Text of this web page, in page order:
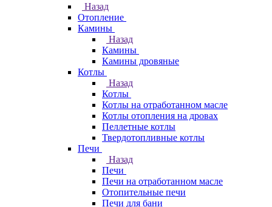
Назад
Отопление
Камины
Назад
Камины
Камины дровяные
Котлы
Назад
Котлы
Котлы на отработанном масле
Котлы отопления на дровах
Пеллетные котлы
Твердотопливные котлы
Печи
Назад
Печи
Печи на отработанном масле
Отопительные печи
Печи для бани